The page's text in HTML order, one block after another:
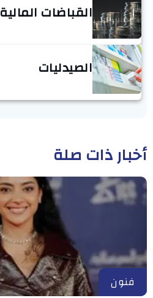
القباضات المالية
الصيدليات
أخبار ذات صلة
فنون